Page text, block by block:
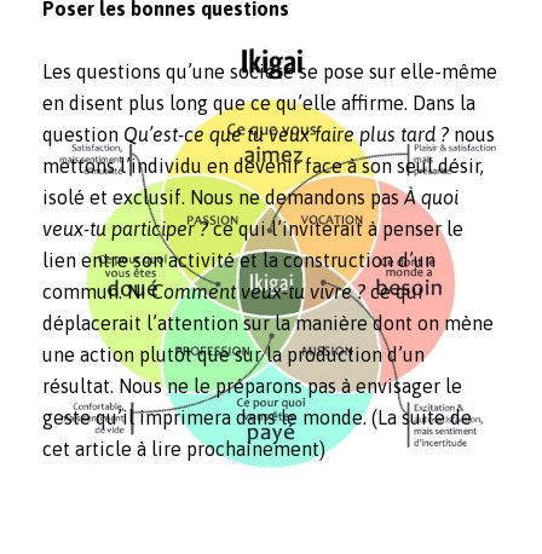
Poser les bonnes questions
Les questions qu’une société se pose sur elle-même
en disent plus long que ce qu’elle affirme. Dans la
question Qu’est-ce que tu veux faire plus tard ? nous
mettons l’individu en devenir face à son seul désir,
isolé et exclusif. Nous ne demandons pasÀ quoi
veux-tu participer ?ce qui l’inviterait à penser le
lien entre son activité et la construction d’un
commun. NiComment veux-tu vivre ? ce qui
déplacerait l’attention sur la manière dont on mène
une action plutôt que sur la production d’un
résultat. Nous ne le préparons pas à envisager le
geste qu’il imprimera dans le monde. (La suite de
cet article à lire prochainement)